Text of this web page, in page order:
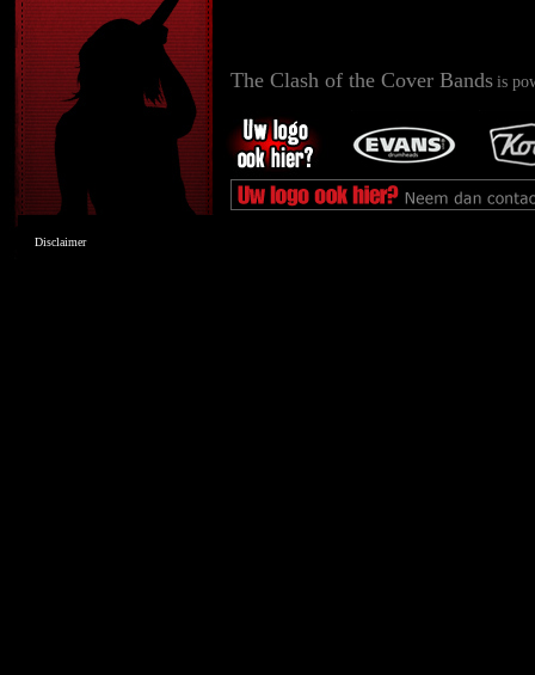
The Clash of the Cover Bands is
Disclaimer